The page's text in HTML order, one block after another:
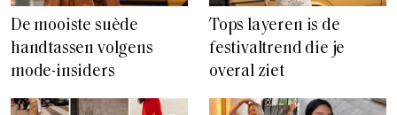
De mooiste suède
handtassen volgens
mode-insiders
Tops layeren is de
festivaltrend die je
overal ziet